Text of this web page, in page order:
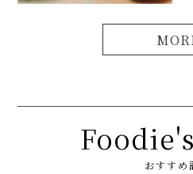
おすすめ